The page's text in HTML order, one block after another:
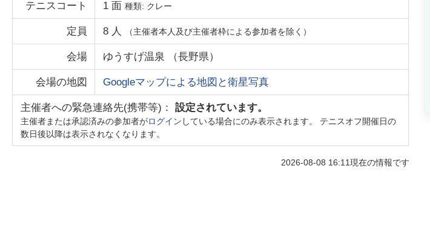
テニスコート 1 面種類: クレー
定員 8 人 （主催者本人及び主催者枠による参加者を除く）
会場 ゆうすげ温泉 （長野県）
会場の地図 Googleマップによる地図と衛星写真
主催者への緊急連絡先(携帯等)：設定されています。
主催者または承認済みの参加者がログイン している場合にのみ表示されます。 テニスオフ開催日の
数日後以降は表示されなくなります。
2026-08-08 16:11現在の情報です